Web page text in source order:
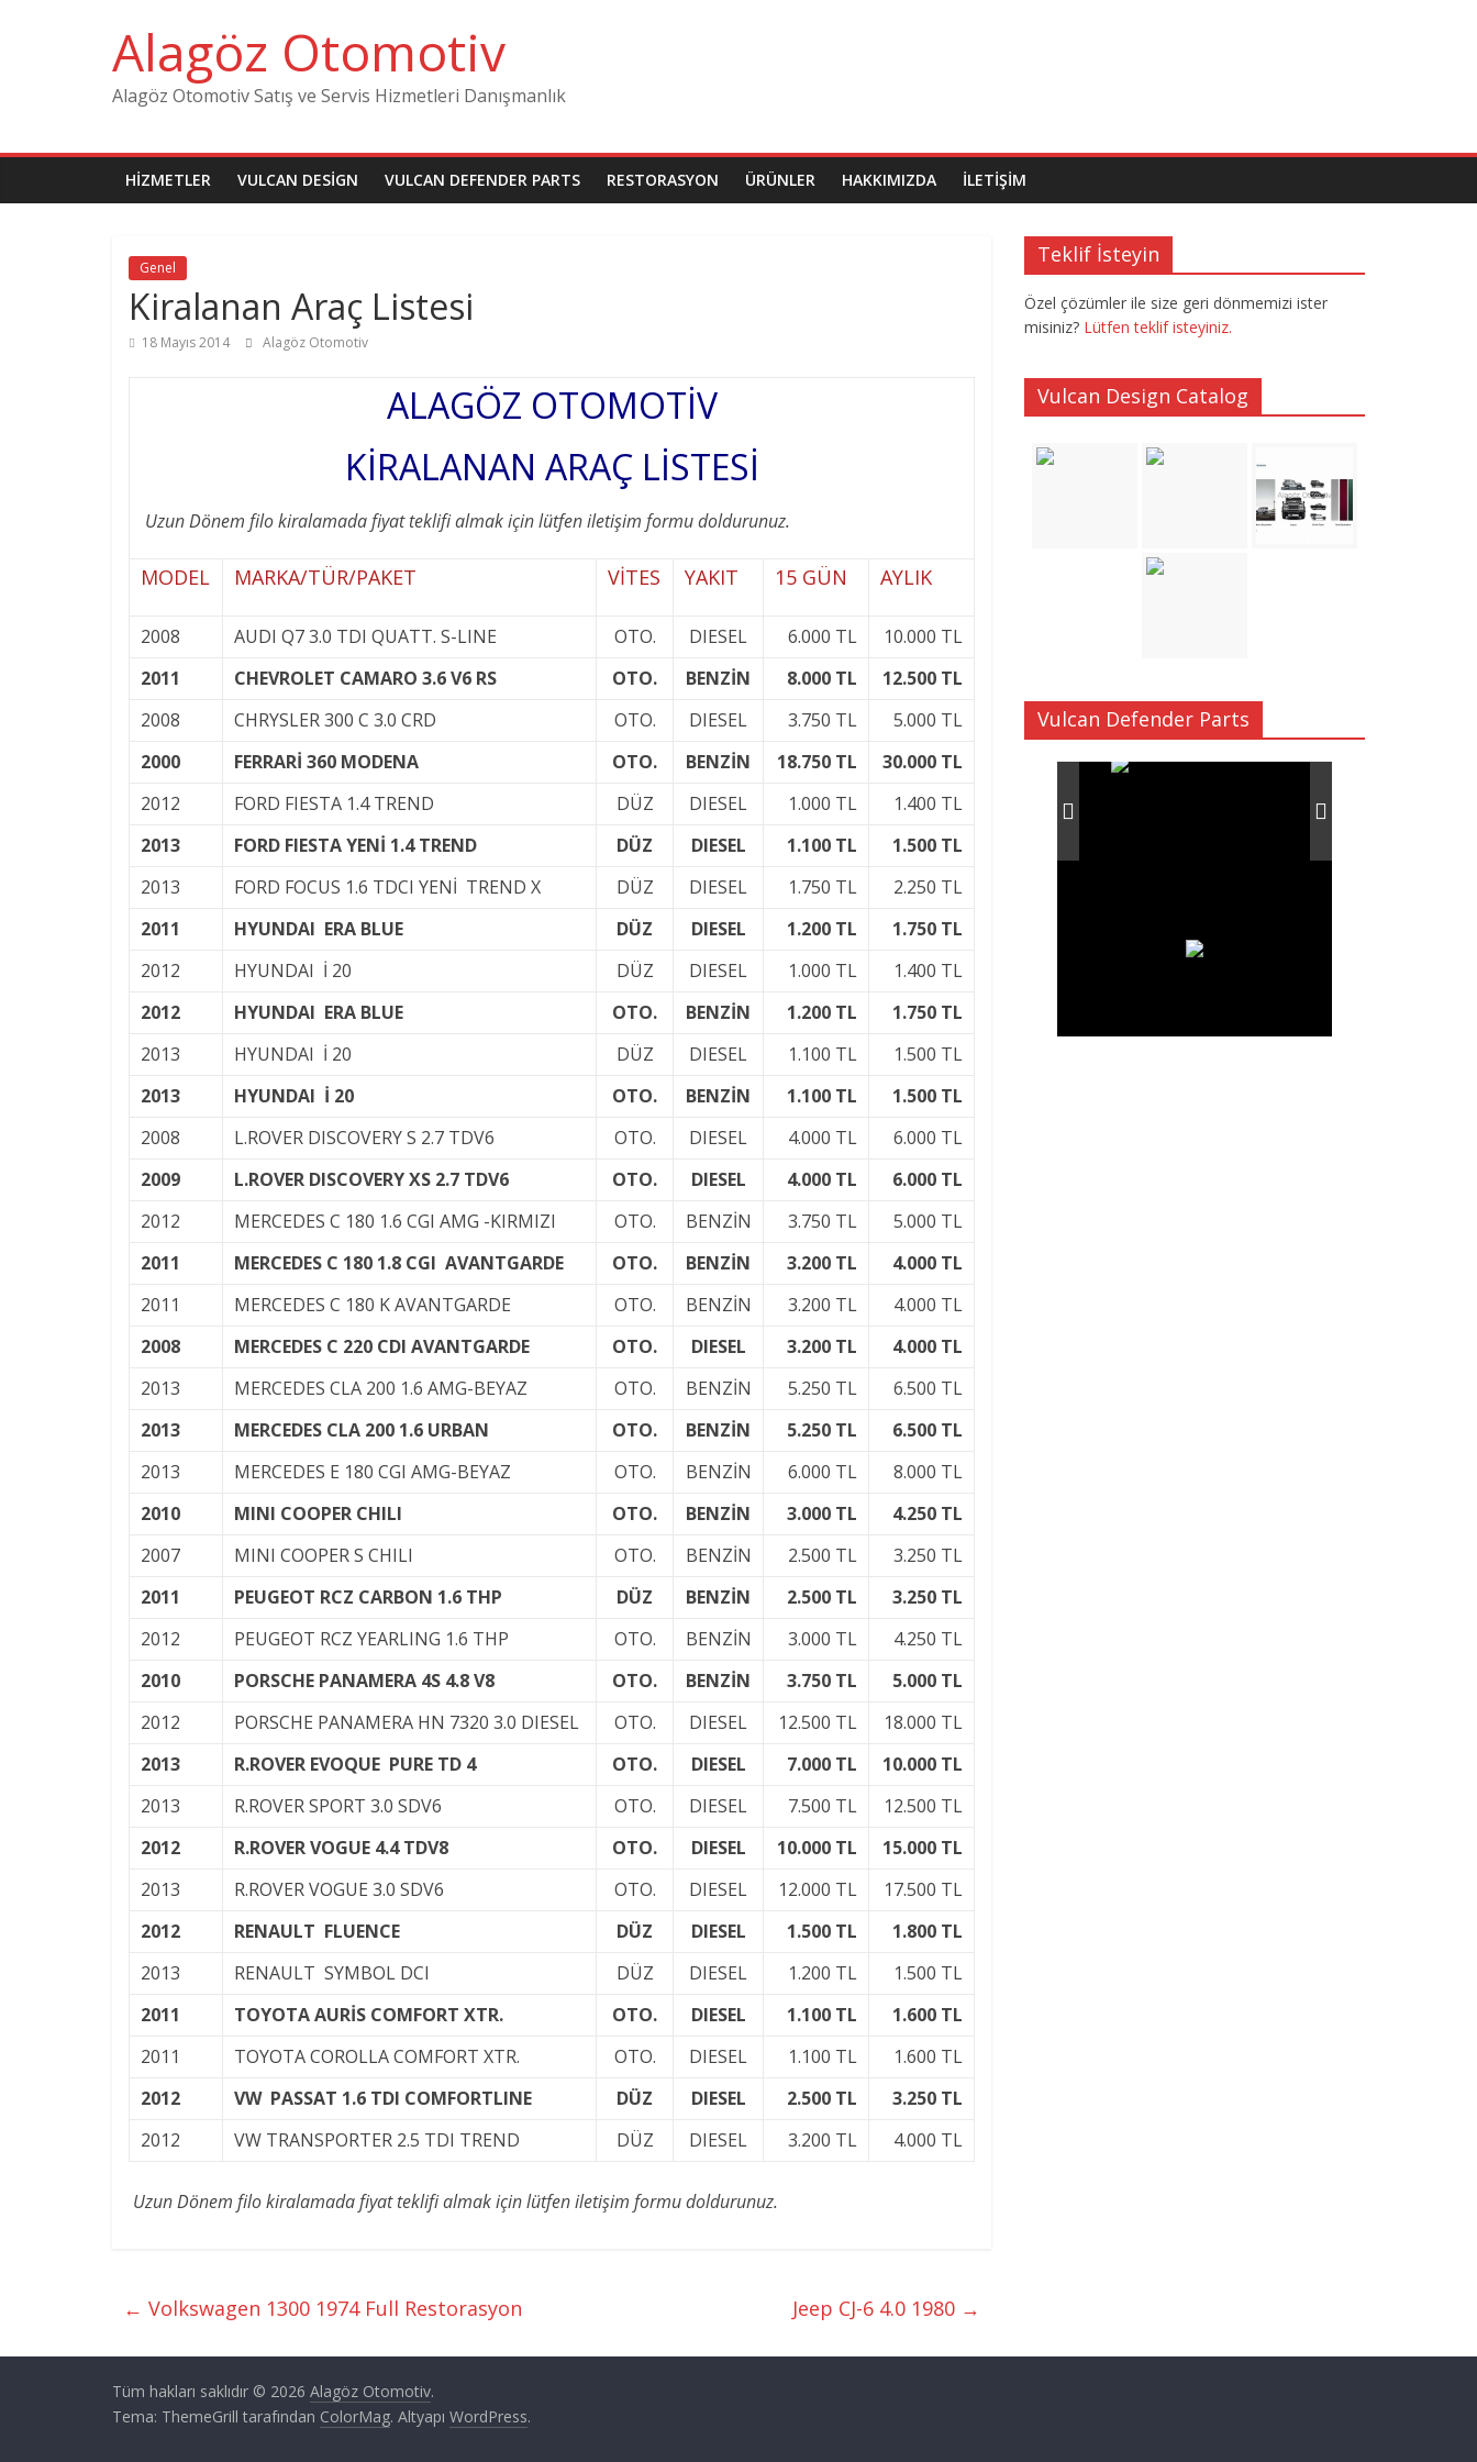
Alagöz Otomotiv
Alagöz Otomotiv Satış ve Servis Hizmetleri Danışmanlık
HIZMETLER VULCAN DESIGN VULCAN DEFENDER PARTS RESTORASYON ÜRÜNLER HAKKIMIZDA İLETIŞIM
Genel
Kiralanan Araç Listesi
18 Mayıs 2014 Alagöz Otomotiv
ALAGÖZ OTOMOTİV
KİRALANAN ARAÇ LİSTESİ
Uzun Dönem filo kiralamada fiyat teklifi almak için lütfen iletişim formu doldurunuz.
MODEL MARKA/TÜR/PAKET VİTES YAKIT 15 GÜN AYLIK
2008 AUDI Q7 3.0 TDI QUATT. S-LINE OTO. DIESEL 6.000 TL
10.000 TL
2011
CHEVROLET CAMARO 3.6 V6 RS OTO. BENZİN 8.000 TL
12.500 TL
2008
CHRYSLER 300 C 3.0 CRD OTO. DIESEL 3.750 TL
5.000 TL
2000
FERRARİ 360 MODENA OTO. BENZİN 18.750 TL
30.000 TL
2012
FORD FIESTA 1.4 TREND DÜZ DIESEL 1.000 TL
1.400 TL
2013
FORD FIESTA YENİ 1.4 TREND DÜZ DIESEL 1.100 TL
1.500 TL
2013
FORD FOCUS 1.6 TDCI YENİ TREND X DÜZ DIESEL 1.750 TL
2.250 TL
2011
HYUNDAI ERA BLUE DÜZ DIESEL 1.200 TL
1.750 TL
2012
HYUNDAI İ 20 DÜZ DIESEL 1.000 TL
1.400 TL
2012
HYUNDAI ERA BLUE OTO. BENZİN 1.200 TL
1.750 TL
2013
HYUNDAI İ 20 DÜZ DIESEL 1.100 TL
1.500 TL
2013
HYUNDAI İ 20 OTO. BENZİN 1.100 TL
1.500 TL
2008
L.ROVER DISCOVERY S 2.7 TDV6 OTO. DIESEL 4.000 TL
6.000 TL
2009
L.ROVER DISCOVERY XS 2.7 TDV6 OTO. DIESEL 4.000 TL
6.000 TL
2012
MERCEDES C 180 1.6 CGI AMG -KIRMIZI OTO. BENZİN 3.750 TL
5.000 TL
2011
MERCEDES C 180 1.8 CGI AVANTGARDE OTO. BENZİN 3.200 TL
4.000 TL
2011
MERCEDES C 180 K AVANTGARDE OTO. BENZİN 3.200 TL
4.000 TL
2008
MERCEDES C 220 CDI AVANTGARDE OTO. DIESEL 3.200 TL
4.000 TL
2013
MERCEDES CLA 200 1.6 AMG-BEYAZ OTO. BENZİN 5.250 TL
6.500 TL
2013
MERCEDES CLA 200 1.6 URBAN OTO. BENZİN 5.250 TL
6.500 TL
2013
MERCEDES E 180 CGI AMG-BEYAZ OTO. BENZİN 6.000 TL
8.000 TL
2010
MINI COOPER CHILI OTO. BENZİN 3.000 TL
4.250 TL
2007
MINI COOPER S CHILI OTO. BENZİN 2.500 TL
3.250 TL
2011
PEUGEOT RCZ CARBON 1.6 THP DÜZ BENZİN 2.500 TL
3.250 TL
2012
PEUGEOT RCZ YEARLING 1.6 THP OTO. BENZİN 3.000 TL
4.250 TL
2010
PORSCHE PANAMERA 4S 4.8 V8 OTO. BENZİN 3.750 TL
5.000 TL
2012
PORSCHE PANAMERA HN 7320 3.0 DIESEL OTO. DIESEL 12.500 TL
18.000 TL
2013
R.ROVER EVOQUE PURE TD 4 OTO. DIESEL 7.000 TL
10.000 TL
2013
R.ROVER SPORT 3.0 SDV6 OTO. DIESEL 7.500 TL
12.500 TL
2012
R.ROVER VOGUE 4.4 TDV8 OTO. DIESEL 10.000 TL
15.000 TL
2013
R.ROVER VOGUE 3.0 SDV6 OTO. DIESEL 12.000 TL
17.500 TL
2012
RENAULT FLUENCE DÜZ DIESEL 1.500 TL
1.800 TL
2013
RENAULT SYMBOL DCI DÜZ DIESEL 1.200 TL
1.500 TL
2011
TOYOTA AURİS COMFORT XTR. OTO. DIESEL 1.100 TL
1.600 TL
2011
TOYOTA COROLLA COMFORT XTR. OTO. DIESEL 1.100 TL
1.600 TL
2012
VW PASSAT 1.6 TDI COMFORTLINE DÜZ DIESEL 2.500 TL
3.250 TL
2012
VW TRANSPORTER 2.5 TDI TREND DÜZ DIESEL 3.200 TL 4.000 TL
Uzun Dönem filo kiralamada fiyat teklifi almak için lütfen iletişim formu doldurunuz.
← Volkswagen 1300 1974 Full Restorasyon Jeep CJ-6 4.0 1980 →
Teklif İsteyin
Özel çözümler ile size geri dönmemizi ister
misiniz? Lütfen teklif isteyiniz.
Vulcan Design Catalog
Vulcan Defender Parts
Tüm hakları saklıdır © 2026 Alagöz Otomotiv.
Tema: ThemeGrill tarafından ColorMag. Altyapı WordPress.